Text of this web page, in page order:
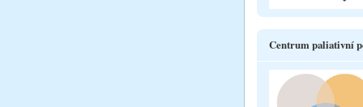
Centrum paliativní